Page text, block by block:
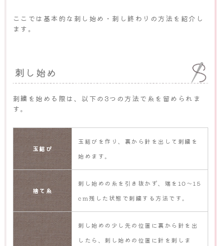
ここでは基本的な刺し始め・刺し終わりの方法を紹介し
ます。
刺し始め
刺繍を始める際は、以下の3つの方法で糸を留められま
す。
玉結び
玉結びを作り、裏から針を出して刺繍を
始めます。
捨て糸
刺し始めの糸を引き抜かず、端を10～15
cm残した状態で刺繍する方法です。
刺し始めの少し先の位置に裏から針を出
したら、刺し始めの位置に針を刺しま